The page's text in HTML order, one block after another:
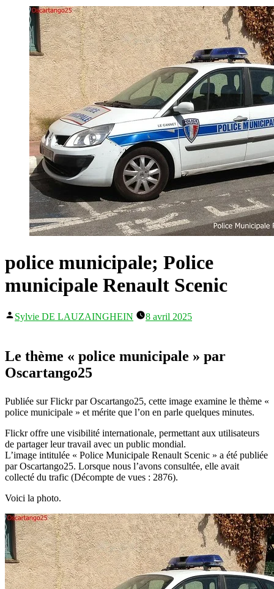
police municipale; Police
municipale Renault Scenic
Publié
Sylvie DE LAUZAINGHEIN 8 avril 2025
Le thème « police municipale » par
Oscartango25
Publiée sur Flickr par Oscartango25, cette image examine le thème «
police municipale » et mérite que l’on en parle quelques minutes.
Flickr offre une visibilité internationale, permettant aux utilisateurs
de partager leur travail avec un public mondial.
L’image intitulée « Police Municipale Renault Scenic » a été publiée
par Oscartango25. Lorsque nous l’avons consultée, elle avait
collecté du trafic (Décompte de vues : 2876).
Voici la photo.